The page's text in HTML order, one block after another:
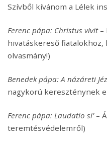
Szívből kívánom a Lélek
Ferenc pápa: Christus vivit–
hivatáskereső
olvasmány!)
Benedek pápa: A názáreti
nagykorú kereszténynek
Ferenc pápa: Laudatio si’–
teremtésvédelemről)